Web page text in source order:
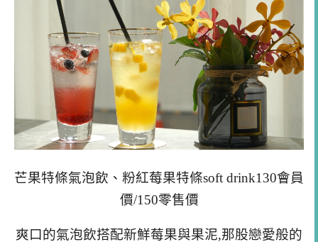
芒果特條氣泡飲、粉紅莓果特條soft drink130會員
價/150零售價
爽口的氣泡飲搭配新鮮莓果與果泥,那股戀愛般的